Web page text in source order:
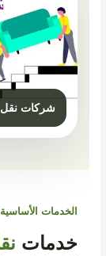
الخدمات الأساسية
خدمات